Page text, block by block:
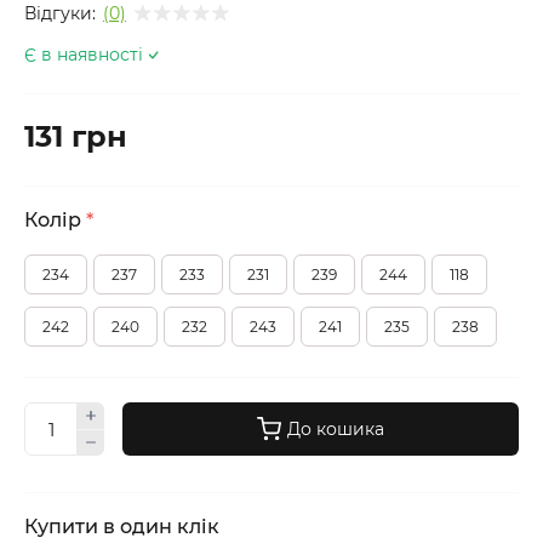
Відгуки: (0)
Є в наявності
131 грн
Колір *
234 237 233 231 239 244 118
242 240 232 243 241 235 238
До кошика
Купити в один клік